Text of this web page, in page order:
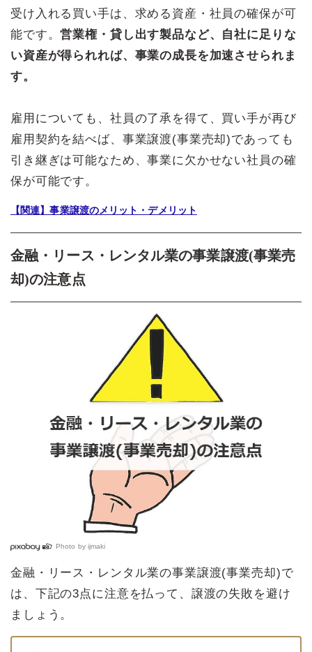
受け入れる買い手は、求める資産・社員の確保が可
能です。営業権・貸し出す製品など、自社に足りな
い資産が得られれば、事業の成長を加速させられま
す。
雇用についても、社員の了承を得て、買い手が再び
雇用契約を結べば、事業譲渡(事業売却)であっても
引き継ぎは可能なため、事業に欠かせない社員の確
保が可能です。
【関連】事業譲渡のメリット・デメリット
金融・リース・レンタル業の事業譲渡(事業売
却)の注意点
Photo by ijmaki
金融・リース・レンタル業の事業譲渡(事業売却)で
は、下記の3点に注意を払って、譲渡の失敗を避け
ましょう。